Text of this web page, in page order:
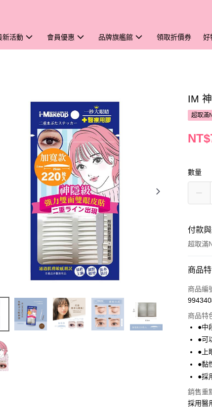
新活動 會員優惠 品牌旗艦館 領取折價券 好
IM
超取滿
數量
付款
超取滿
付款
POYA支
超商
LINE
Apple
街口支
悠遊付
商品
商品編
商品特
●中
●可
●上
●黏
●採
銷售重
採用醫